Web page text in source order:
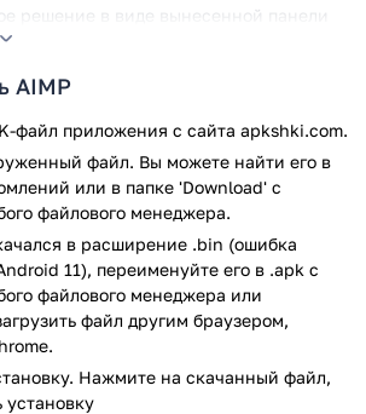
решение в виде вынесенной панели
устройства. Удобный просмотр
проигрывателя можно
несколько раз или
гамма проигрывателя, черный и
еще приложение справляется с самыми
треков. С помощью этого приложения
даже голосовые записи с телефона.
полос позволяет настроить
с учетом личных пожеланий. А еще,
экранной блокировки вы сможете
и менять проигрываемый трек.
AIMP
файл приложения с сайта apkshki.com.
файл. Вы можете найти его в
или в папке 'Download' с
файлового менеджера.
в расширение .bin (ошибка
11), переименуйте его в .apk с
файлового менеджера или
файл другим браузером,
Нажмите на скачанный файл,
установку